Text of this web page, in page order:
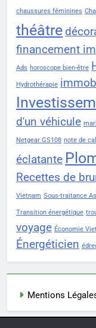
chaussures féminines
théâtre
financement
Ads horoscope bien-être
Hydrothérapie
d'un véhicule
Netgear GS108 note de
éclatante
Recettes de
Vietnam Sous-traitance
Transition énergétique
voyage Économie
Énergéticien
Mentions